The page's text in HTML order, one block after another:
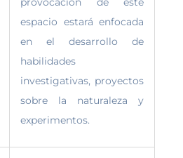
espacio estará enfocada
en el desarrollo de
habilidades
investigativas, proyectos
sobre la naturaleza y
experimentos.